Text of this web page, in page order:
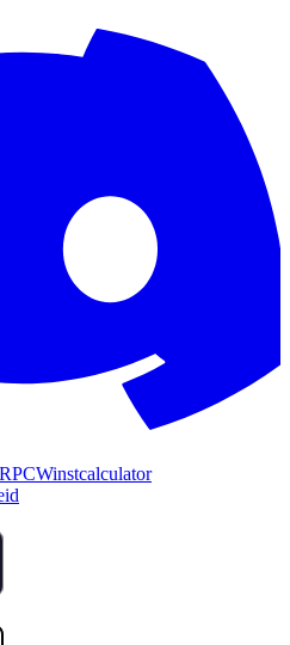
Winstcalculator